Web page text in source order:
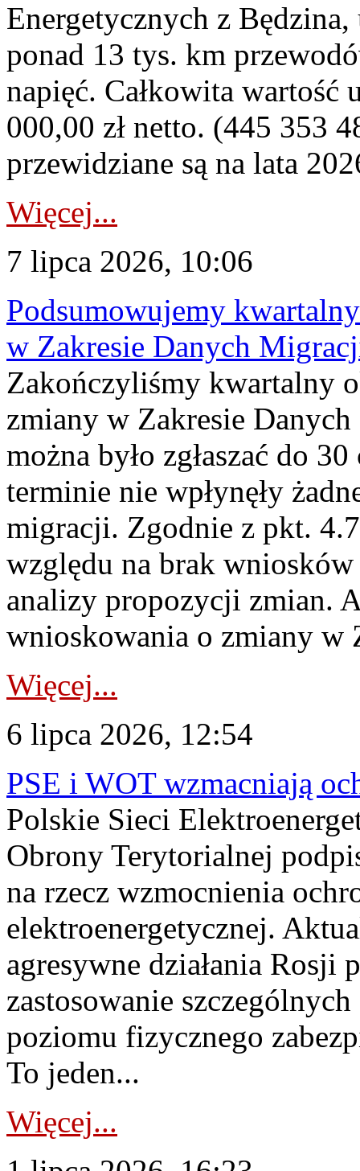
Energetycznych z
ponad 13 tys. km
napięć. Całkowita
000,00 zł netto. (445 353
przewidziane są na lata
Więcej...
7 lipca 2026, 10:06
Podsumowujemy
w Zakresie Danych
Zakończyliśmy kwartalny
zmiany w Zakresie
można było zgłaszać do
terminie nie wpłynęły
migracji. Zgodnie z pkt.
względu na brak
analizy propozycji zmian.
wnioskowania o zmiany w
Więcej...
6 lipca 2026, 12:54
PSE i WOT wzmacniają
Polskie Sieci
Obrony Terytorialnej
na rzecz wzmocnienia
elektroenergetycznej.
agresywne działania Rosji
zastosowanie
poziomu fizycznego
To jeden...
Więcej...